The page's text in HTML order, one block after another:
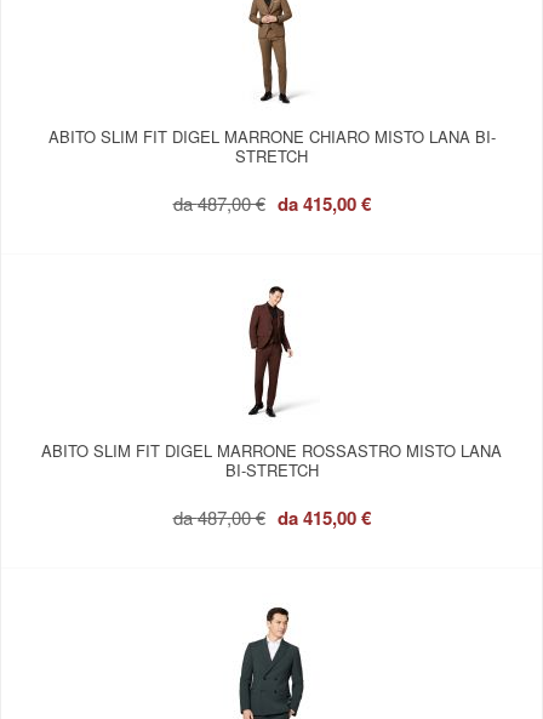
ABITO SLIM FIT DIGEL MARRONE CHIARO MISTO LANA BI-
STRETCH
da487,00 € da415,00 €
ABITO SLIM FIT DIGEL MARRONE ROSSASTRO MISTO LANA
BI-STRETCH
da487,00 € da415,00 €